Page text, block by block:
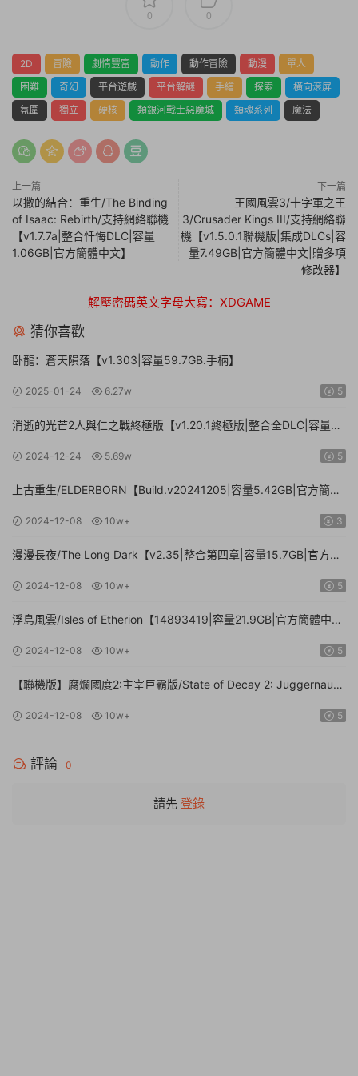
0 0
2D 冒險 劇情豐富 動作 動作冒險 動漫
單人
困難
奇幻 平台遊戲 平台解謎 手繪 探索
橫向滾屏
氛圍
獨立 硬核 類銀河戰士惡魔城 類魂系列 魔法
上一篇
以撒的結合：重生/The Binding
of Isaac: Rebirth/支持網絡聯機
【v1.7.7a|整合忏悔DLC|容量
1.06GB|官方簡體中文】
下一篇
王國風雲3/十字軍之王
3/Crusader Kings III/支持網絡聯
機【v1.5.0.1聯機版|集成DLCs|容
量7.49GB|官方簡體中文|贈多項
修改器】
解壓密碼英文字母大寫：XDGAME
猜你喜歡
卧龍：蒼天隕落【v1.303|容量59.7GB.手柄】
2025-01-24 6.27w 5
消逝的光芒2人與仁之戰終極版【v1.20.1終極版|整合全DLC|容量
2024-12-24 5.69w 5
上古重生/ELDERBORN【Build.v20241205|容量5.42GB|官方簡體
2024-12-08 10w+ 3
漫漫長夜/The Long Dark【v2.35|整合第四章|容量15.7GB|官方簡
2024-12-08 10w+ 5
浮島風雲/Isles of Etherion【14893419|容量21.9GB|官方簡體中
2024-12-08 10w+ 5
【聯機版】腐爛國度2:主宰巨霸版/State of Decay 2: Juggernaut
2024-12-08 10w+ 5
評論 0
請先 登錄